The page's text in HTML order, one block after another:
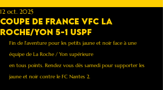
coupe de france vfc la
roche/yon 5-1 uspf
12 oct. 2025
Fin de l'aventure pour les petits jaune et noir face à une
équipe de La Roche / Yon supérieure
en tous points. Rendez vous dès samedi pour supporter les
jaune et noir contre le FC Nantes 2.